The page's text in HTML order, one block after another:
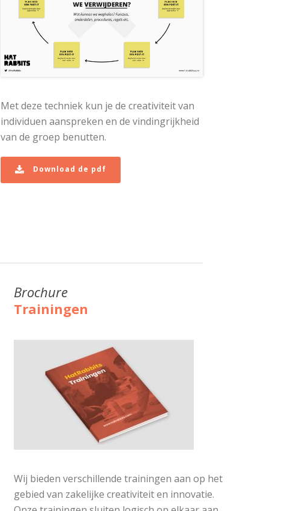
Met deze techniek kun je de creativiteit van
individuen aanspreken en de vindingrijkheid
van de groep benutten.
Download de pdf
Brochure
Trainingen
Wij bieden verschillende trainingen aan op het
gebied van zakelijke creativiteit en innovatie.